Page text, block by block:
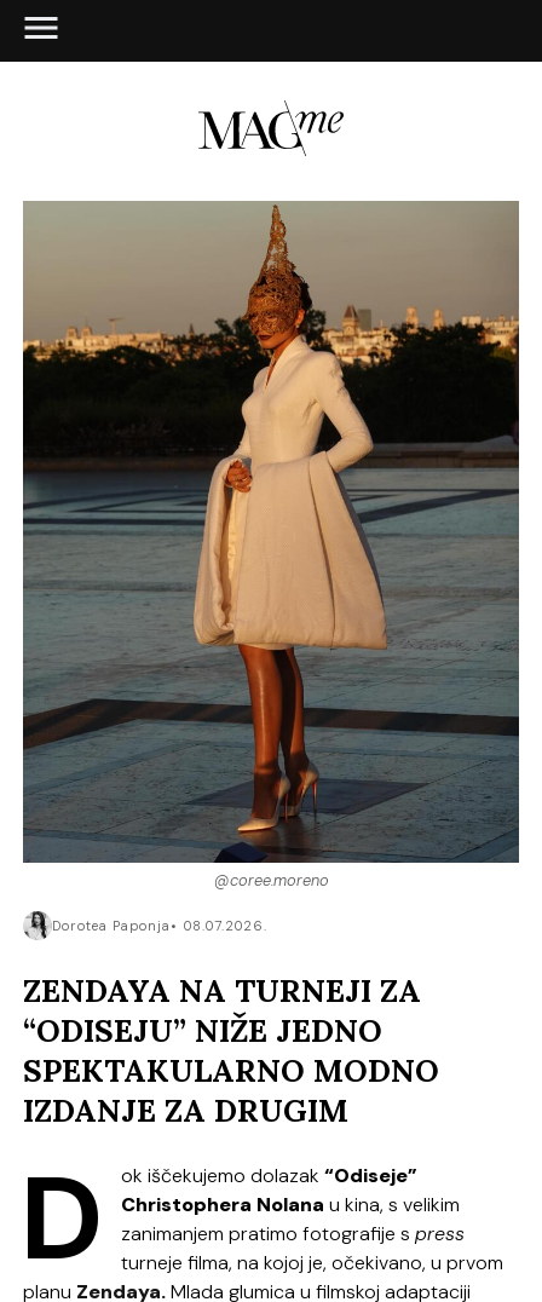
@coree.moreno
Dorotea Paponja 08.07.2026.
ZENDAYA NA TURNEJI ZA
“ODISEJU” NIŽE JEDNO
SPEKTAKULARNO MODNO
IZDANJE ZA DRUGIM
D ok iščekujemo dolazak“Odiseje”
Christophera Nolana u kina, s velikim
zanimanjem pratimo fotografije spress
turneje filma, na kojoj je, očekivano, u prvom
planu Zendaya.Mlada glumica u filmskoj adaptaciji